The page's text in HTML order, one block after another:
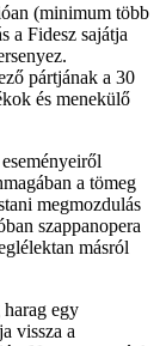
(minimum több
a Fidesz sajátja
pártjának a 30
és menekülő
a tömeg
megmozdulás
szappanopera
másról
egy
vissza a